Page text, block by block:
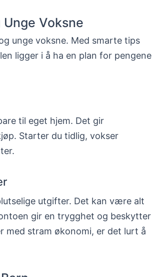
Voksne
unge voksne. Med smarte tips
ligger i å ha en plan for pengene
til eget hjem. Det gir
Starter du tidlig, vokser
utgifter. Det kan være alt
gir en trygghet og beskytter
med stram økonomi, er det lurt å